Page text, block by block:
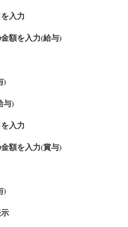
入力
額を入力(給与)
)
与)
入力
額を入力(賞与)
)